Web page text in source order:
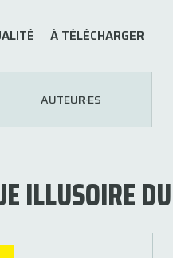
À TÉLÉCHARGER
AUTEUR·ES
ILLUSOIRE